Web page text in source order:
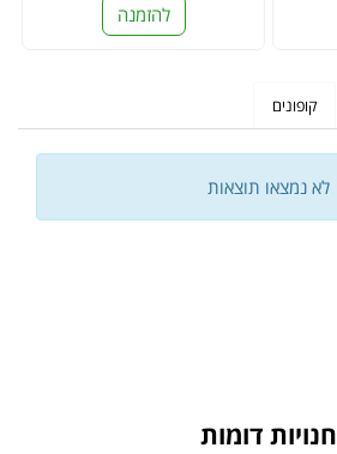
להזמנה
קופונים
לא נמצאו תוצאות
חנויות דומות